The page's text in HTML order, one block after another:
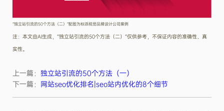
“独立站引流的50个方法（二）”配图为标派视觉品牌设计公司案例
注：本文由AI生成，“独立站引流的50个方法（二）”仅供参考，不保证内容的准确性、真
实性。
上一篇： 独立站引流的50个方法（一）
下一篇： 网站seo优化排名|seo站内优化的8个细节